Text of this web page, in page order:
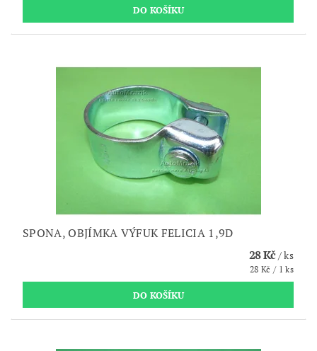
SPONA, OBJÍMKA VÝFUK FELICIA 1,9D
28 Kč/ ks
28 Kč / 1 ks